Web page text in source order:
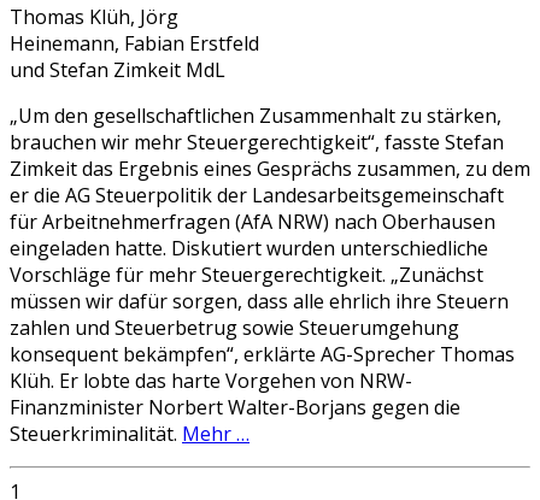
Thomas Klüh, Jörg
Heinemann, Fabian Erstfeld
und Stefan Zimkeit MdL
„Um den gesellschaftlichen Zusammenhalt zu stärken,
brauchen wir mehr Steuergerechtigkeit“, fasste Stefan
Zimkeit das Ergebnis eines Gesprächs zusammen, zu dem
er die AG Steuerpolitik der Landesarbeitsgemeinschaft
für Arbeitnehmerfragen (AfA NRW) nach Oberhausen
eingeladen hatte. Diskutiert wurden unterschiedliche
Vorschläge für mehr Steuergerechtigkeit. „Zunächst
müssen wir dafür sorgen, dass alle ehrlich ihre Steuern
zahlen und Steuerbetrug sowie Steuerumgehung
konsequent bekämpfen“, erklärte AG-Sprecher Thomas
Klüh. Er lobte das harte Vorgehen von NRW-
Finanzminister Norbert Walter-Borjans gegen die
Steuerkriminalität. Mehr …
1